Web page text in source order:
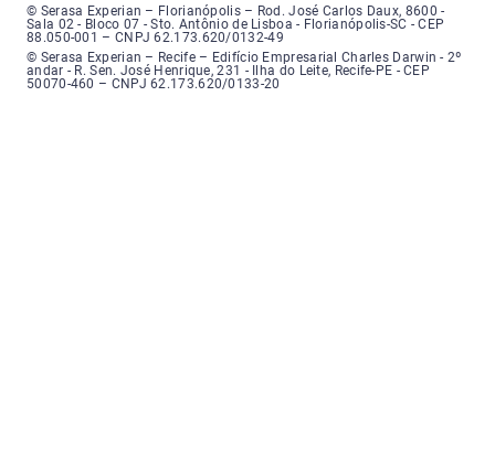
Serasa Experian - Florianópolis, Endereço: Rodovia José Carlos, número
© Serasa Experian – Florianópolis – Rod. José Carlos Daux, 8600 -
Sala 02 - Bloco 07 - Sto. Antônio de Lisboa - Florianópolis-SC - CEP
88.050-001 – CNPJ 62.173.620/0132-49
Serasa Experian - Recife, Endereço: Edifício Empresarial Charles Darwin,
© Serasa Experian – Recife – Edifício Empresarial Charles Darwin - 2º
andar - R. Sen. José Henrique, 231 - Ilha do Leite, Recife-PE - CEP
50070-460 – CNPJ 62.173.620/0133-20